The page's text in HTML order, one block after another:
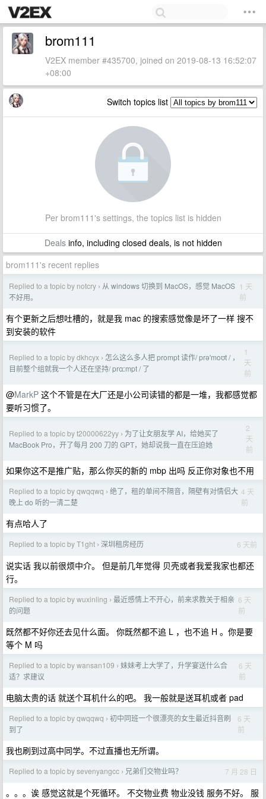
brom111
V2EX member #435700, joined on 2019-08-13 16:52:07
+08:00
Switch topics list
Per brom111's settings, the topics list is hidden
Dealsinfo, including closed deals, is not hidden
brom111's recent replies
Replied to a topic by notcry › 从 windows 切换到 MacOS，感觉 MacOS
不好用。
1 天
前
有个更新之后想吐槽的，就是我 mac 的搜索感觉像是坏了一样 搜不
到安装的软件
Replied to a topic by dkhcyx › 怎么这么多人把 prompt 读作/ prəˈmoʊt / ，
目前整个组就我一个人还在坚持/ prɑːmpt / 了
1
天
前
@MarkP 这个不管是在大厂还是小公司读错的都是一堆，我都感觉都
要听习惯了。
Replied to a topic by t20000622yy › 为了让女朋友学 AI，给她买了
MacBook Pro，开了每月 200 刀的 GPT，她却说我一直在压迫她
2
天
前
如果你这不是推广贴，那么你买的新的 mbp 出吗 反正你对象也不用
Replied to a topic by qwqqwq › 绝了，租的单间不隔音，隔壁有对情侣大
晚上 do 听的一清二楚
4 天
前
有点哈人了
Replied to a topic by T1ght › 深圳租房经历 6 天前
说实话 我以前很烦中介。 但是前几年觉得 贝壳或者我爱我家也都还
行。
Replied to a topic by wuxinling › 最近感情上不开心，前来求教关于相亲
的问题
6 天
前
既然都不好你还去见什么面。 你既然都不追 L ，也不追 H 。你是要
等个 M 吗
Replied to a topic by wansan109 › 妹妹考上大学了，升学宴送什么合
适？求建议
6 天
前
电脑太贵的话 就送个耳机什么的吧。 我一般就是送耳机或者 pad
Replied to a topic by qwqqwq › 初中同班一个很漂亮的女生最近抖音刷
到了
6 天
前
我也刷到过高中同学。不过直播也无所谓。
Replied to a topic by sevenyangcc › 兄弟们交物业吗？ 7 月 28 日
。。。诶 感觉这就是个死循环。 不交物业费 物业没钱 服务不好。 服